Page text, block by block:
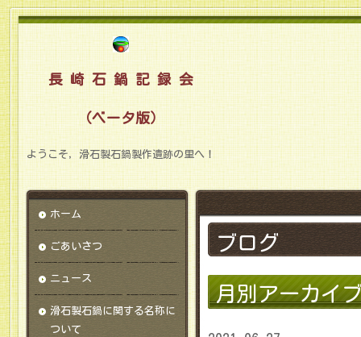
長 崎 石 鍋 記 録 会
（ベータ版）
ようこそ，滑石製石鍋製作遺跡の里へ！
ブログ
月別アーカイ
ホーム
ごあいさつ
ニュース
滑石製石鍋に関する名称に
ついて